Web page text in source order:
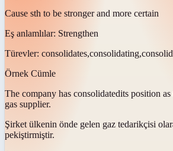
Cause sth to be stronger and more certain
Eş anlamlılar: Strengthen
Türevler:
Örnek Cümle
The company has consolidatedits position
gas supplier.
Şirket ülkenin önde gelen gaz tedarikçisi
pekiştirmiştir.